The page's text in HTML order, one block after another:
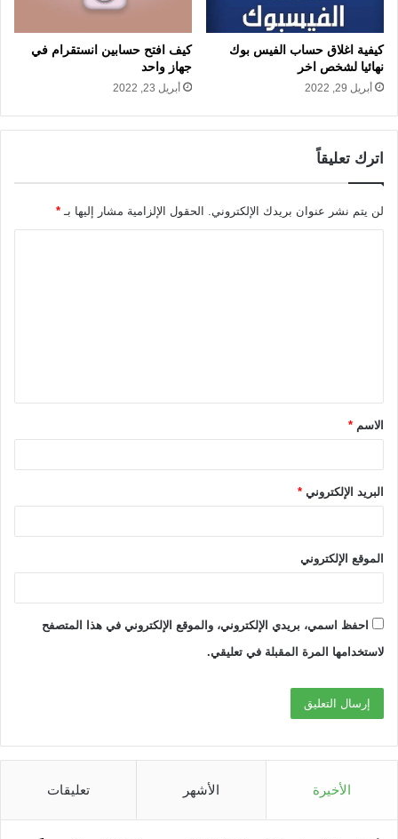
كيفية اغلاق حساب الفيس بوك
نهائيا لشخص اخر
أبريل 29, 2022
كيف افتح حسابين انستقرام في
جهاز واحد
أبريل 23, 2022
اترك تعليقاً
لن يتم نشر عنوان بريدك الإلكتروني. الحقول الإلزامية مشار إليها بـ *
ق
*الاسم *
البريد الإلكتروني *
الموقع الإلكتروني
احفظ اسمي، بريدي الإلكتروني، والموقع الإلكتروني في هذا المتصفح
لاستخدامها المرة المقبلة في تعليقي.
الأخيرة الأشهر تعليقات